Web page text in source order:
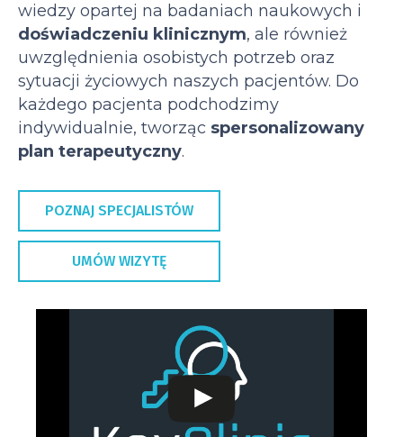
wiedzy opartej na badaniach naukowych i
doświadczeniu klinicznym, ale również
uwzględnienia osobistych potrzeb oraz
sytuacji życiowych naszych pacjentów. Do
każdego pacjenta podchodzimy
indywidualnie, tworząc spersonalizowany
plan terapeutyczny.
POZNAJ SPECJALISTÓW
UMÓW WIZYTĘ